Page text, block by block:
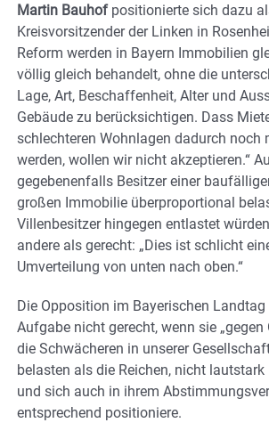
Martin Bauhofpositionierte sich dazu
Kreisvorsitzender der Linken in
Reform werden in Bayern Immobilien
völlig gleich behandelt, ohne die
Lage, Art, Beschaffenheit, Alter und
Gebäude zu berücksichtigen. Dass
schlechteren Wohnlagen dadurch noch
werden, wollen wir nicht akzeptieren.“
gegebenenfalls Besitzer einer
großen Immobilie überproportional
Villenbesitzer hingegen entlastet
andere als gerecht: „Dies ist schlicht
Umverteilung von unten nach oben.“
Die Opposition im Bayerischen Landtag
Aufgabe nicht gerecht, wenn sie „gegen
die Schwächeren in unserer
belasten als die Reichen, nicht lautstark
und sich auch in ihrem
entsprechend positioniere.